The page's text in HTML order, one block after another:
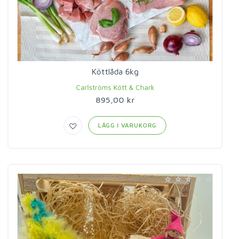
Köttlåda 6kg
Carlströms Kött & Chark
895,00 kr
LÄGG I VARUKORG